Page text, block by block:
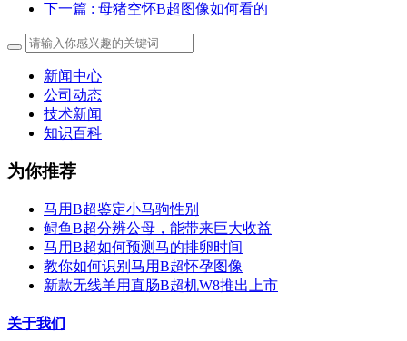
下一篇 : 母猪空怀B超图像如何看的
新闻中心
公司动态
技术新闻
知识百科
为你推荐
马用B超鉴定小马驹性别
鲟鱼B超分辨公母，能带来巨大收益
马用B超如何预测马的排卵时间
教你如何识别马用B超怀孕图像
新款无线羊用直肠B超机W8推出上市
关于我们